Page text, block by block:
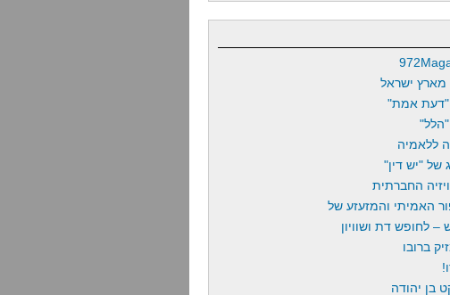
ישראל
אמת"
ללאמיה
של "יש דין"
החברתית
האמיתי והמזעזע של
– לחופש דת ושוויון
ברובו
בן יהודה